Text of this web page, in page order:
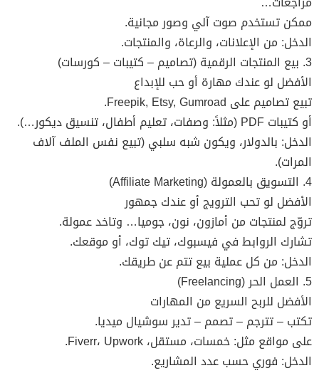
ممكن تستخدم صوت آلي وصور مجانية.
الدخل: من الإعلانات، والرعاة، والمنتجات.
3. بيع المنتجات الرقمية (تصاميم – كتيبات – كورسات)
الأفضل لو عندك مهارة أو حب للإبداع
تبيع تصاميم على Freepik, Etsy, Gumroad.
أو كتيبات PDF (مثلاً: وصفات، تعليم أطفال، تنسيق ديكور…).
الدخل: بالدولار، ويكون شبه سلبي (تبيع نفس الملف آلاف
المرات).
4. التسويق بالعمولة (Affiliate Marketing)
الأفضل لو تحب الترويج أو عندك جمهور
تروّج لمنتجات من أمازون، نون، جوميا… وتاخد عمولة.
تشارك الروابط في فيسبوك، تيك توك، أو موقعك.
الدخل: من كل عملية بيع تتم عن طريقك.
5. العمل الحر (Freelancing)
الأفضل للربح السريع من المهارات
تكتب – تترجم – تصمم – تدير سوشيال ميديا.
على مواقع مثل: خمسات، مستقل، Fiverr، Upwork.
الدخل: فوري حسب عدد المشاريع.